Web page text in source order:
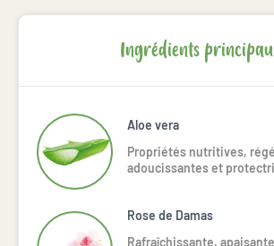
Ingrédients
Aloe vera
Propriétés nutritives,
adoucissantes et
Rose de Damas
Rafraîchissante,